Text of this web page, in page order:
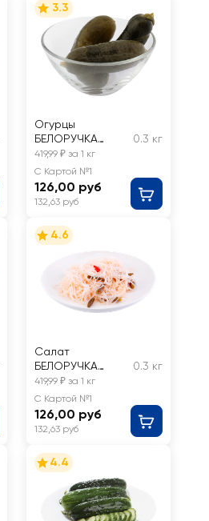
3.3
Огурцы
БЕЛОРУЧКА
маринованные,
целые, весовые
0.3 кг
419,99 ₽ за 1 кг
С Картой №1
126,00 руб
132,63 руб
4.6
Салат
БЕЛОРУЧКА
Фунчоза с
овощами,
весовой
0.3 кг
419,99 ₽ за 1 кг
С Картой №1
126,00 руб
132,63 руб
4.4